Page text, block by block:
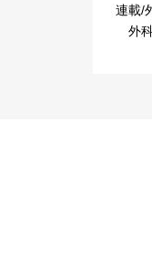
連載/
外